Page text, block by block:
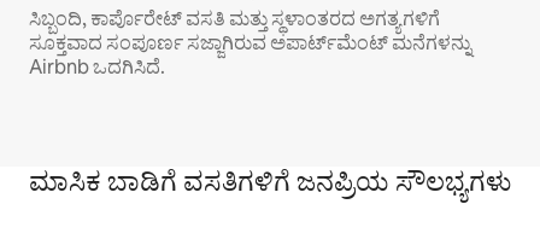
ಸಿಬ್ಬಂದಿ, ಕಾರ್ಪೊರೇಟ್ ವಸತಿ ಮತ್ತು ಸ್ಥಳಾಂತರದ ಅಗತ್ಯಗಳಿಗೆ
ಸೂಕ್ತವಾದ ಸಂಪೂರ್ಣ ಸಜ್ಜಾಗಿರುವ ಅಪಾರ್ಟ್‌ಮೆಂಟ್ ಮನೆಗಳನ್ನು
Airbnb ಒದಗಿಸಿದೆ.
ಮಾಸಿಕ ಬಾಡಿಗೆ ವಸತಿಗಳಿಗೆ ಜನಪ್ರಿಯ ಸೌಲಭ್ಯಗಳು